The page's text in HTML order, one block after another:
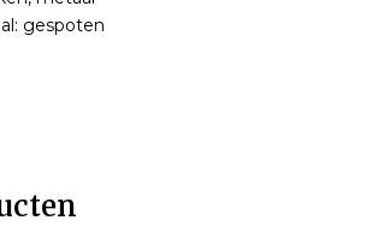
gespoten